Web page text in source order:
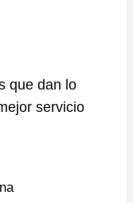
que dan lo
servicio